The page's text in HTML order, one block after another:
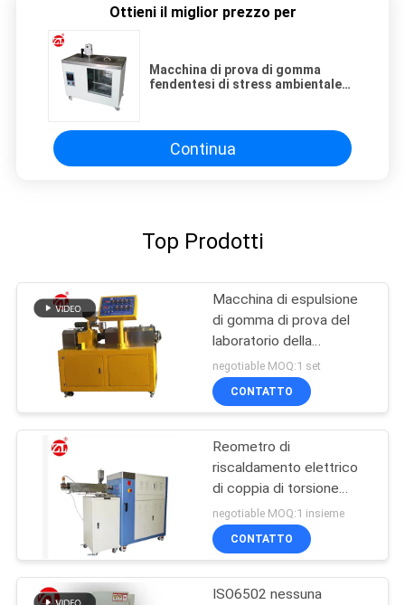
Ottieni il miglior prezzo per
Macchina di prova di gomma
fendentesi di stress ambientale
Continua
Top Prodotti
Macchina di espulsione
di gomma di prova del
laboratorio della
macchina della vite di
gomma del gemello per
PA del PC del PVC
negotiable MOQ:1 set
CONTATTO
Reometro di
riscaldamento elettrico
di coppia di torsione
60ML più la gamma 0-
300Nm di coppia di
torsione del miscelatore
negotiable MOQ:1 insieme
CONTATTO
ISO6502 nessuna